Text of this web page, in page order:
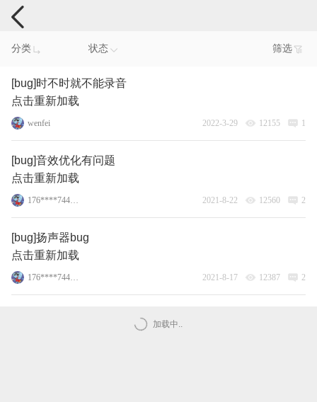
手机反馈
分类 状态 筛选
[bug]时不时就不能录音
点击重新加载
wenfei 2022-3-29 12155 1
[bug]音效优化有问题
点击重新加载
176****7446_15 2021-8-22 12560 2
[bug]扬声器bug
点击重新加载
176****7446_15 2021-8-17 12387 2
加载中..